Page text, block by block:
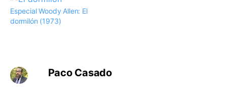
Especial Woody Allen: El
dormilón (1973)
Paco Casado